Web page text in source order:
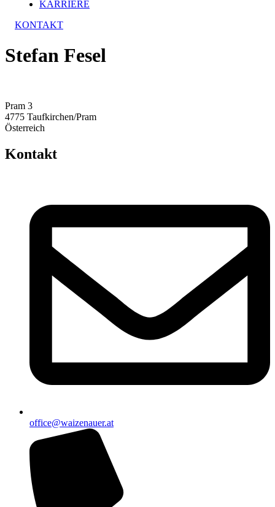
KARRIERE
KONTAKT
Stefan Fesel
Pram 3
4775 Taufkirchen/Pram
Österreich
Kontakt
office@waizenauer.at